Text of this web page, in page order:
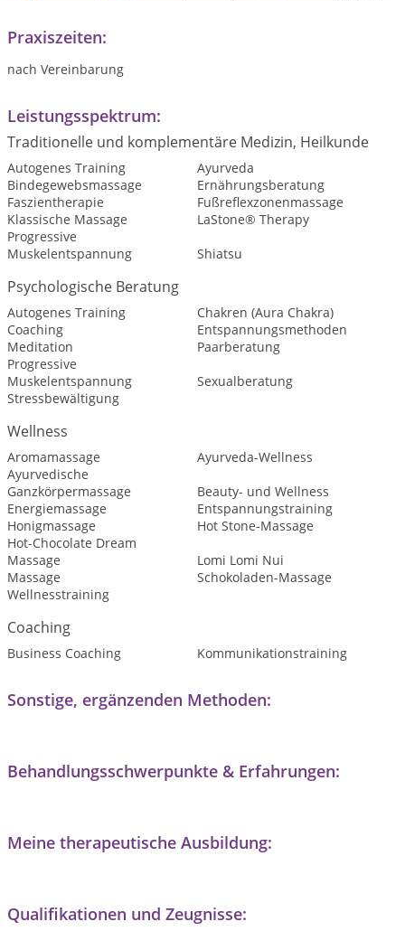
Praxiszeiten:
nach Vereinbarung
Leistungsspektrum:
Traditionelle und komplementäre Medizin, Heilkunde
Autogenes Training
Ayurveda
Bindegewebsmassage
Ernährungsberatung
Faszientherapie
Fußreflexzonenmassage
Klassische Massage
LaStone® Therapy
Progressive
Muskelentspannung
Shiatsu
Psychologische Beratung
Autogenes Training
Chakren (Aura Chakra)
Coaching
Entspannungsmethoden
Meditation
Paarberatung
Progressive
Muskelentspannung
Sexualberatung
Stressbewältigung
Wellness
Aromamassage
Ayurveda-Wellness
Ayurvedische
Ganzkörpermassage
Beauty- und Wellness
Energiemassage
Entspannungstraining
Honigmassage
Hot Stone-Massage
Hot-Chocolate Dream
Massage
Lomi Lomi Nui
Massage
Schokoladen-Massage
Wellnesstraining
Coaching
Business Coaching Kommunikationstraining
Sonstige, ergänzenden Methoden:
Behandlungsschwerpunkte & Erfahrungen:
Meine therapeutische Ausbildung:
Qualifikationen und Zeugnisse: